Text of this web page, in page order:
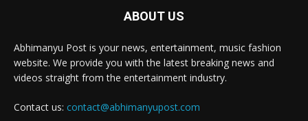
ABOUT US
Abhimanyu Post is your news, entertainment, music fashion
website. We provide you with the latest breaking news and
videos straight from the entertainment industry.
Contact us: contact@abhimanyupost.com